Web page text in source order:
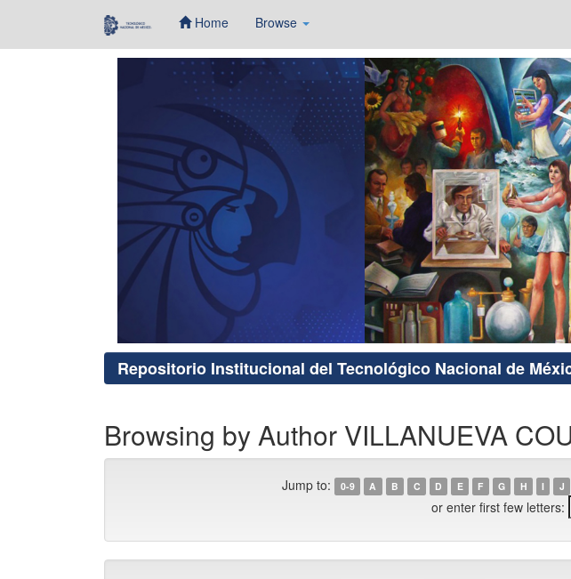
Home Browse
Repositorio Institucional del Tecnológico Nacional de
Browsing by Author VILLANUEVA
Jump to: 0-9 A B C D E F G H I J
or enter first few letters: